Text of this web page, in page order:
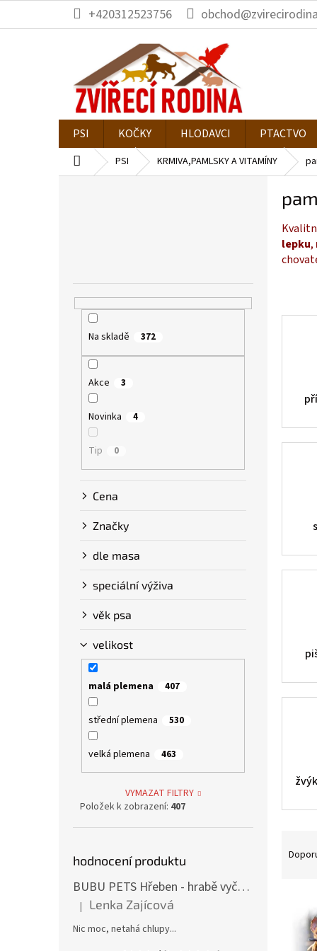
obsah
+420312523756
PSI KOČKY HLODAVCI PTACTVO
Domů PSI KRMIVA,PAMLSKY A VITAMÍNY
Na skladě 372
Akce 3
Novinka 4
Tip 0
Cena
Značky
dle masa
speciální výživa
věk psa
velikost
malá plemena 407
střední plemena 530
velká plemena 463
VYMAZAT FILTRY
Položek k zobrazení: 407
hodnocení produktu
BUBU PETS Hřeben - hrabě vyčesávací dvouřadé modré 11x15cm
Hodnocení produktu je 1 z 5 hvězdiček.
| Lenka Zajícová
Nic moc, netahá chlupy...
lepku,